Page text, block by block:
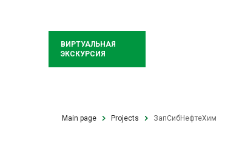
ВИРТУАЛЬНАЯ
ЭКСКУРСИЯ
Main page Projects ЗапСибНефтеХим